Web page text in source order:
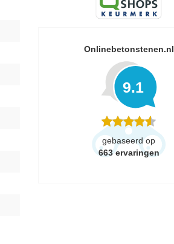
Onlinebetonstenen.nl
9.1
gebaseerd op
663 ervaringen